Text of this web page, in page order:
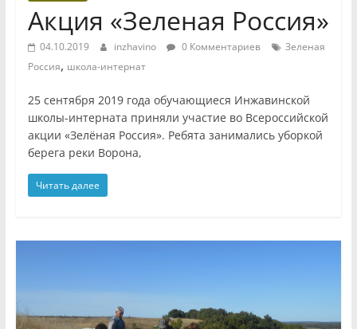
Акция «Зеленая Россия»
04.10.2019 inzhavino 0 Комментариев
Зеленая
Россия, школа-интернат
25 сентября 2019 года обучающиеся Инжавинской
школы-интерната приняли участие во Всероссийской
акции «Зелёная Россия». Ребята занимались уборкой
берега реки Ворона,
Читать далее